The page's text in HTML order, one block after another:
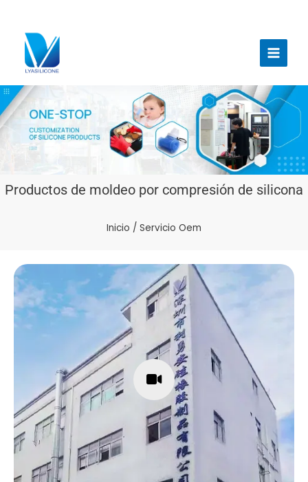
contenido
Productos de moldeo por compresión de silicona
Inicio / Servicio Oem